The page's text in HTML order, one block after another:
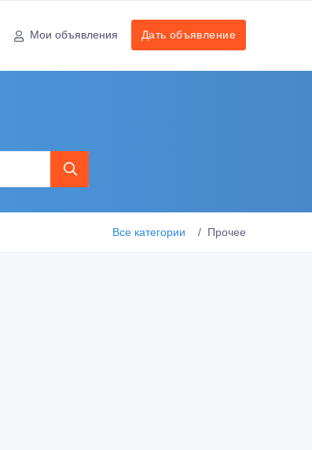
Мои объявления Дать объявление
Все категории Прочее